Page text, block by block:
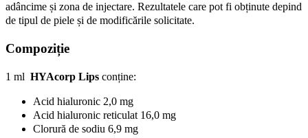
adâncime și zona de injectare. Rezultatele care pot fi obținute depind
de tipul de piele și de modificările solicitate.
Compoziție
1 ml HYAcorp Lips conține:
Acid hialuronic 2,0 mg
Acid hialuronic reticulat 16,0 mg
Clorură de sodiu 6,9 mg